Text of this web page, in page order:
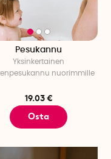
Pesukannu
Yksinkertainen
nuorimmille
19.03 €
Osta